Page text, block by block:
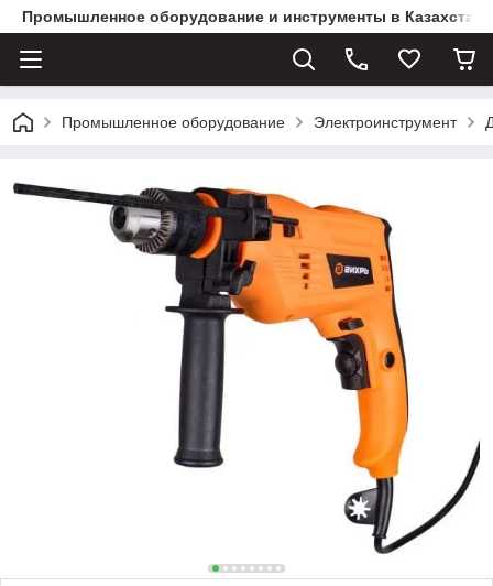
Промышленное оборудование и инструменты в
Промышленное оборудование Электроинструмент